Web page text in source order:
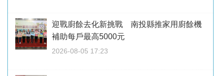
迎戰廚餘去化新挑戰 南投縣推家用廚餘機
補助每戶最高5000元
2026-08-05 17:23